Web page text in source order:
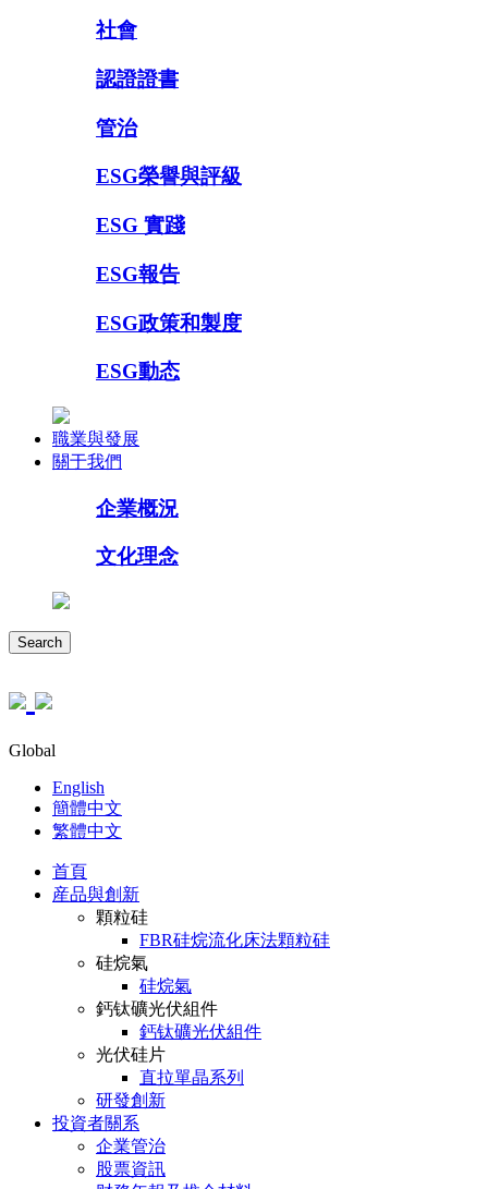
社會
認證證書
管治
ESG榮譽與評級
ESG 實踐
ESG報告
ESG政策和製度
ESG動态
職業與發展
關于我們
企業概況
文化理念
Search
Global
English
簡體中文
繁體中文
首頁
産品與創新
顆粒硅
FBR硅烷流化床法顆粒硅
硅烷氣
硅烷氣
鈣钛礦光伏組件
鈣钛礦光伏組件
光伏硅片
直拉單晶系列
研發創新
投資者關系
企業管治
股票資訊